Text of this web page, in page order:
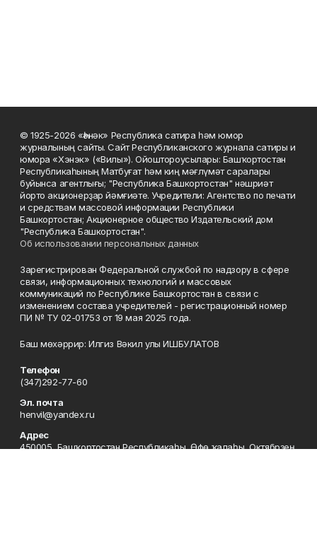
© 1925-2026 «Һәнәк» Республика сатира һәм юмор
журналының сайты. Сайт Республиканского журнала сатиры и
юмора «Хэнэк» («Вилы»). Ойоштороусылары: Башҡортостан
Республикаһының Матбуғат һәм киң мәғлүмәт саралары
буйынса агентлығы; "Республика Башкортостан" нәшриәт
йорто акционерҙар йәмғиәте. Учредители: Агентство по печати
и средствам массовой информации Республики
Башкортостан; Акционерное общество Издательский дом
"Республика Башкортостан".
Об использовании персональных данных
Зарегистрирован Федеральной службой по надзору в сфере
связи, информационных технологий и массовых
коммуникаций по Республике Башкортостан в связи с
изменением состава учредителей - регистрационный номер
ПИ № ТУ 02-01753 от 19 мая 2025 года.
Баш мөхәррир: Илгиз Вәкил улы ИШБУЛАТОВ
Телефон
(347)292-77-60
Эл. почта
henvil@yandex.ru
Адрес
450005, Башҡортостан Республикаһы, Өфө ҡалаһы, Октябрҙең